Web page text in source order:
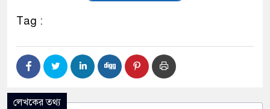
Tag :
লেখকের তথ্য